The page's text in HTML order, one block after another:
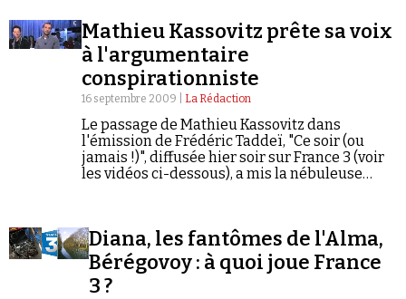
Mathieu Kassovitz prête sa voix
à l'argumentaire
conspirationniste
16 septembre 2009 | La Rédaction
Le passage de Mathieu Kassovitz dans
l'émission de Frédéric Taddeï, "Ce soir (ou
jamais !)", diffusée hier soir sur France 3 (voir
les vidéos ci-dessous), a mis la nébuleuse
Diana, les fantômes de l'Alma,
Bérégovoy : à quoi joue France
3 ?